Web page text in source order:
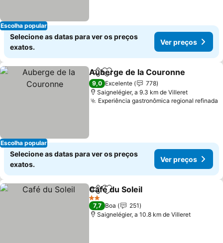
Escolha popular
Selecione as datas para ver os preços
exatos.
Ver preços
Escolha popular
PartilharAdicionar aos favoritos
Auberge de la Couronne
9,0 Excelente
778
Saignelégier, a 9.3 km de Villeret
Experiência gastronômica regional refinada
Selecione as datas para ver os preços
exatos.
Ver preços
PartilharAdicionar aos favoritos
Café du Soleil
2 Estrelas
7,7 Boa
251
Saignelégier, a 10.8 km de Villeret